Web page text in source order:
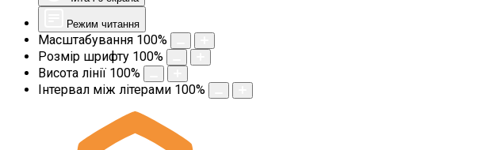
Режим читання
Масштабування 100%
Розмір шрифту 100%
Висота лінії 100%
Інтервал між літерами 100%